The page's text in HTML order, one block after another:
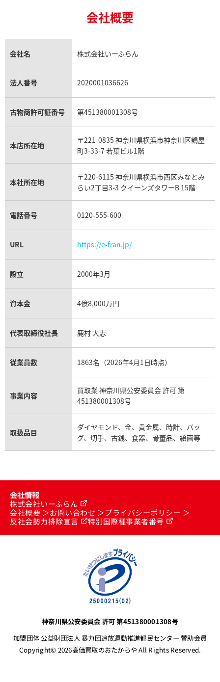
ッピースポーツ 27/8278-21
格
ショパール インペリアーレ
参考買取価格
249,000
ンペリアーレ 8563
格
日時点の参考買取価格です
ショパール インペリアーレ
参考買取価格
※2023年8月9日時点の参考買
金貨買取
貴金属買取
銀・シルバー買取
パラジウム買取
トパーズ買取
タンザナイト買取
キャッツアイ買取
アクアマリン買取
ロレックス エクスプローラー買取
ロレックス デイトジャスト買取
パテック フィリップノーチラス買取
ヴァシュロン・コンスタンタン買取
オメガ買取
カルティエ買取
フランク ミュラー買取
リシャール・ミル買取
パネライ買取
チューダー（チュードル）買取
シャネル マトラッセ買取
セリーヌ買取
プラダ買取
ヴァンクリーフ＆アーペル買取
ショーメ買取
ダミアーニ買取
モーブッサン買取
会社概要
会社名 株式会社いーふらん
法人番号 2020001036626
古物商許可証番号 第451380001308号
本店所在地
〒221-0835 神奈川県横浜市神奈川区鶴屋
町3-33-7 若葉ビル1階
本社所在地
〒220-6115 神奈川県横浜市西区みなとみ
らい2丁目3-3 クイーンズタワーB 15階
電話番号 0120-555-600
URL https://e-fran.jp/
設立 2000年3月
資本金 4億8,000万円
代表取締役社長 鹿村 大志
従業員数 1863名（2026年4月1日時点）
事業内容
買取業 神奈川県公安委員会 許可 第
451380001308号
取扱品目
ダイヤモンド、金、貴金属、時計、バッ
グ、切手、古銭、食器、骨董品、絵画等
会社情報
株式会社いーふらん
会社概要
お問い合わせ
プライバシーポリシー
反社会勢力排除宣言
特別国際種事業者番号
神奈川県公安委員会 許可 第451380001308号
加盟団体 公益財団法人 暴力団追放運動推進都民センター 賛助会員
Copyright© 2026高価買取のおたからや All Rights Reserved.